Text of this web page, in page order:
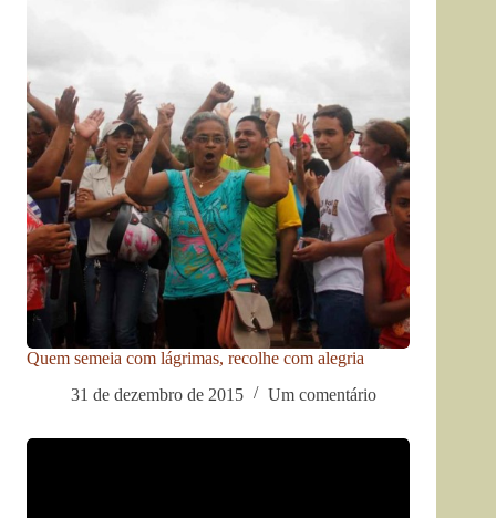
Quem semeia com lágrimas, recolhe com alegria
31 de dezembro de 2015
Um comentário